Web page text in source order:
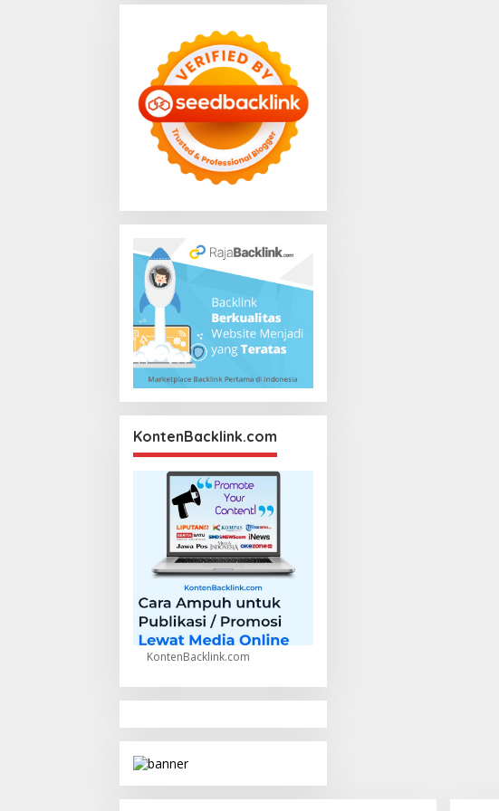
KontenBacklink.com
KontenBacklink.com